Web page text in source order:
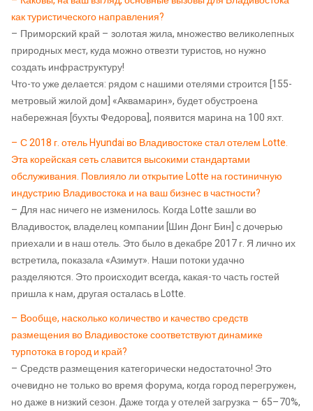
как туристического направления?
– Приморский край – золотая жила, множество великолепных
природных мест, куда можно отвезти туристов, но нужно
создать инфраструктуру!
Что-то уже делается: рядом с нашими отелями строится [155-
метровый жилой дом] «Аквамарин», будет обустроена
набережная [бухты Федорова], появится марина на 100 яхт.
– С 2018 г. отель Hyundai во Владивостоке стал отелем Lotte.
Эта корейская сеть славится высокими стандартами
обслуживания. Повлияло ли открытие Lotte на гостиничную
индустрию Владивостока и на ваш бизнес в частности?
– Для нас ничего не изменилось. Когда Lotte зашли во
Владивосток, владелец компании [Шин Донг Бин] с дочерью
приехали и в наш отель. Это было в декабре 2017 г. Я лично их
встретила, показала «Азимут». Наши потоки удачно
разделяются. Это происходит всегда, какая-то часть гостей
пришла к нам, другая осталась в Lotte.
– Вообще, насколько количество и качество средств
размещения во Владивостоке соответствуют динамике
турпотока в город и край?
– Средств размещения категорически недостаточно! Это
очевидно не только во время форума, когда город перегружен,
но даже в низкий сезон. Даже тогда у отелей загрузка – 65–70%,